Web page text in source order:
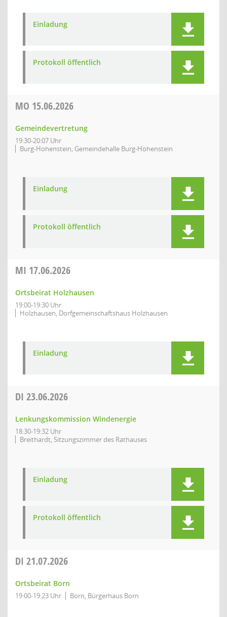
Einladung
Protokoll öffentlich
MO 15.06.2026
Gemeindevertretung
19:30-20:07 Uhr
Burg-Hohenstein, Gemeindehalle Burg-Hohenstein
Einladung
Protokoll öffentlich
MI 17.06.2026
Ortsbeirat Holzhausen
19:00-19:30 Uhr
Holzhausen, Dorfgemeinschaftshaus Holzhausen
Einladung
DI 23.06.2026
Lenkungskommission Windenergie
18:30-19:32 Uhr
Breithardt, Sitzungszimmer des Rathauses
Einladung
Protokoll öffentlich
DI 21.07.2026
Ortsbeirat Born
19:00-19:23 Uhr Born, Bürgerhaus Born